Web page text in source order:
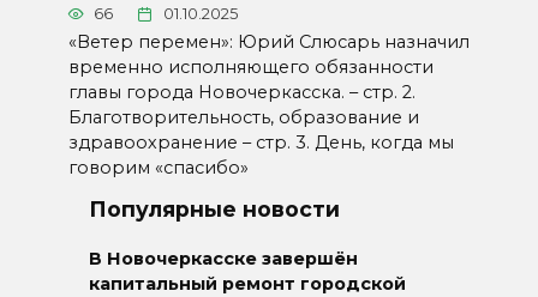
66 01.10.2025
«Ветер перемен»: Юрий Слюсарь назначил
временно исполняющего обязанности
главы города Новочеркасска. – стр. 2.
Благотворительность, образование и
здравоохранение – стр. 3. День, когда мы
говорим «спасибо»
Популярные новости
В Новочеркасске завершён
капитальный ремонт городской